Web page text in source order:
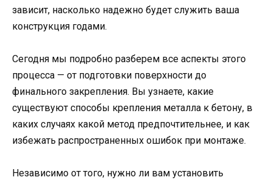
зависит, насколько надежно будет служить ваша
конструкция годами.
Сегодня мы подробно разберем все аспекты этого
процесса — от подготовки поверхности до
финального закрепления. Вы узнаете, какие
существуют способы крепления металла к бетону, в
каких случаях какой метод предпочтительнее, и как
избежать распространенных ошибок при монтаже.
Независимо от того, нужно ли вам установить